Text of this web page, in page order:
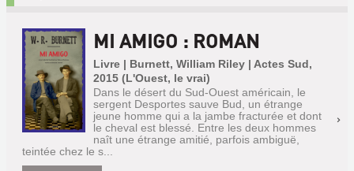
MI AMIGO : ROMAN
Livre | Burnett, William Riley | Actes Sud,
2015 (L'Ouest, le vrai)
Dans le désert du Sud-Ouest américain, le
sergent Desportes sauve Bud, un étrange
jeune homme qui a la jambe fracturée et dont
le cheval est blessé. Entre les deux hommes
naît une étrange amitié, parfois ambiguë,
teintée chez le s...